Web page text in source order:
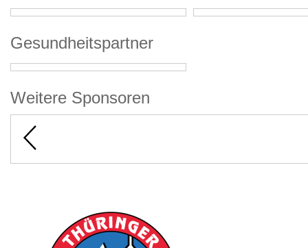
Gesundheitspartner
Weitere Sponsoren